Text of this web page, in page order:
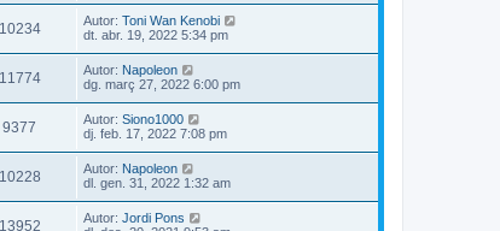
10234 Autor: Toni Wan Kenobi
dt. abr. 19, 2022 5:34 pm
11774 Autor: Napoleon
dg. març 27, 2022 6:00 pm
9377 Autor: Siono1000
dj. feb. 17, 2022 7:08 pm
10228 Autor: Napoleon
dl. gen. 31, 2022 1:32 am
13952 Autor: Jordi Pons